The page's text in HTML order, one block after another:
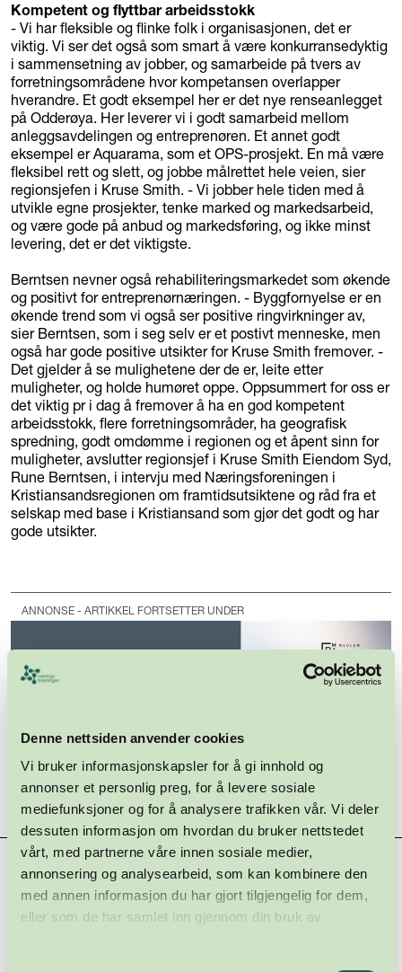
Denne nettsiden anvender cookies
Vi bruker informasjonskapsler for å gi innhold og
annonser et personlig preg, for å levere sosiale
mediefunksjoner og for å analysere trafikken vår. Vi deler
dessuten informasjon om hvordan du bruker nettstedet
vårt, med partnerne våre innen sosiale medier,
annonsering og analysearbeid, som kan kombinere den
med annen informasjon du har gjort tilgjengelig for dem,
eller som de har samlet inn gjennom din bruk av
Kompetent og flyttbar arbeidsstokk
- Vi har fleksible og flinke folk i organisasjonen, det er
viktig. Vi ser det også som smart å være konkurransedyktig
i sammensetning av jobber, og samarbeide på tvers av
forretningsområdene hvor kompetansen overlapper
hverandre. Et godt eksempel her er det nye renseanlegget
på Odderøya. Her leverer vi i godt samarbeid mellom
anleggsavdelingen og entreprenøren. Et annet godt
eksempel er Aquarama, som et OPS-prosjekt. En må være
fleksibel rett og slett, og jobbe målrettet hele veien, sier
regionsjefen i Kruse Smith. - Vi jobber hele tiden med å
utvikle egne prosjekter, tenke marked og markedsarbeid,
og være gode på anbud og markedsføring, og ikke minst
levering, det er det viktigste.
Berntsen nevner også rehabiliteringsmarkedet som økende
og positivt for entreprenørnæringen. - Byggfornyelse er en
økende trend som vi også ser positive ringvirkninger av,
sier Berntsen, som i seg selv er et postivt menneske, men
også har gode positive utsikter for Kruse Smith fremover. -
Det gjelder å se mulighetene der de er, leite etter
muligheter, og holde humøret oppe. Oppsummert for oss er
det viktig pr i dag å fremover å ha en god kompetent
arbeidsstokk, flere forretningsområder, ha geografisk
spredning, godt omdømme i regionen og et åpent sinn for
muligheter, avslutter regionsjef i Kruse Smith Eiendom Syd,
Rune Berntsen, i intervju med Næringsforeningen i
Kristiansandsregionen om framtidsutsiktene og råd fra et
selskap med base i Kristiansand som gjør det godt og har
gode utsikter.
ANNONSE - ARTIKKEL FORTSETTER UNDER
Hovedsamarbeidspartnere